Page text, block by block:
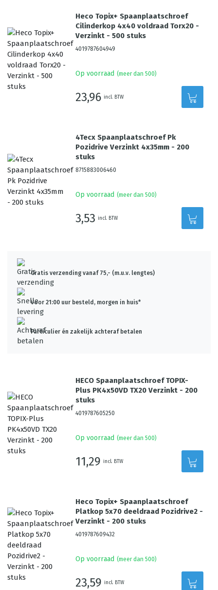
Heco Topix+ Spaanplaatschroef
Cilinderkop 4x40 voldraad Torx20 -
Verzinkt - 500 stuks
4019787604949
Op voorraad (meer dan 500)
23,96 incl. BTW
4Tecx Spaanplaatschroef Pk
Pozidrive Verzinkt 4x35mm - 200
stuks
8715883006460
Op voorraad (meer dan 500)
3,53 incl. BTW
Gratis verzending vanaf 75,- (m.u.v. lengtes)
Voor 21:00 uur besteld, morgen in huis*
Particulier én zakelijk achteraf betalen
HECO Spaanplaatschroef TOPIX-
Plus PK4x50VD TX20 Verzinkt - 200
stuks
4019787605250
Op voorraad (meer dan 500)
11,29 incl. BTW
Heco Topix+ Spaanplaatschroef
Platkop 5x70 deeldraad Pozidrive2 -
Verzinkt - 200 stuks
4019787609432
Op voorraad (meer dan 500)
23,59 incl. BTW